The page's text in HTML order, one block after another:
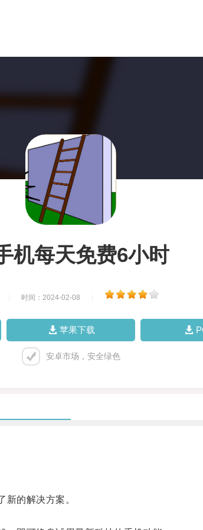
机每天免费6小时
时间：2024-02-08
苹果下载
安卓市场，安全绿色
的解决方案。